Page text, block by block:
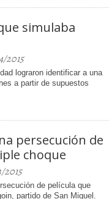
simulaba
2015
lograron identificar a una
a partir de supuestos
persecución de
choque
2015
de película que
partido de San Miguel.